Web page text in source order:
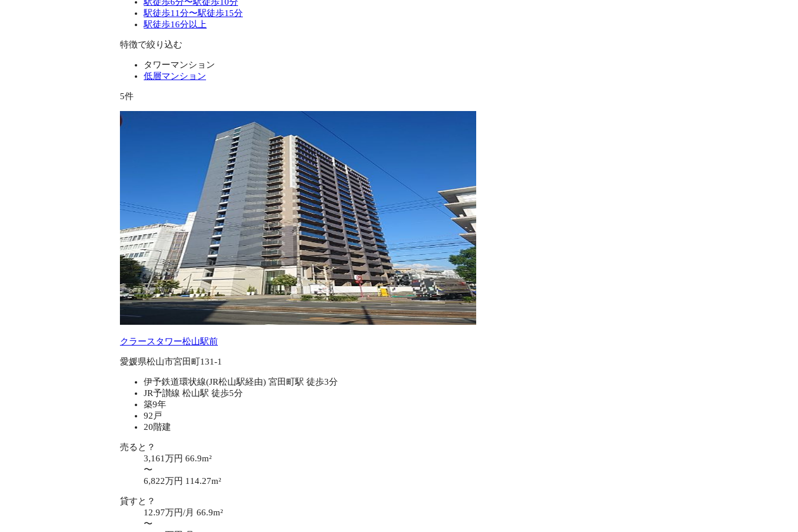
駅徒歩11分〜駅徒歩15分
駅徒歩16分以上
特徴で絞り込む
タワーマンション
低層マンション
5件
クラースタワー松山駅前
愛媛県松山市宮田町131-1
伊予鉄道環状線(JR松山駅経由) 宮田町駅 徒歩3分
JR予讃線 松山駅 徒歩5分
築9年
92戸
20階建
売ると？
3,161万円 66.9m²
〜
6,822万円 114.27m²
貸すと？
12.97万円/月 66.9m²
〜